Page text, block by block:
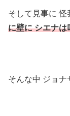
そして見事に
に壁に シエナは
そんな中 ジョナ